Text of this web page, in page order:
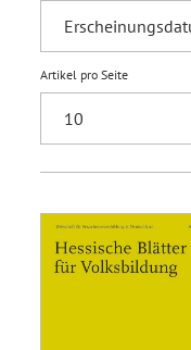
Artikel pro Seite